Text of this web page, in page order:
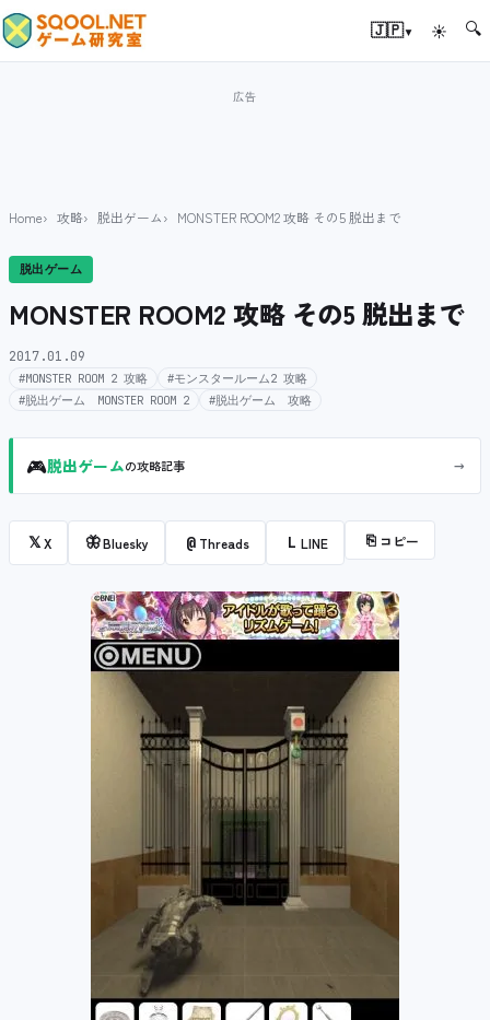
🇯🇵▾ ☀ 🔍
Home 攻略 脱出ゲーム MONSTER ROOM2 攻略 その5 脱出まで
脱出ゲーム
MONSTER ROOM2 攻略 その5 脱出まで
2017.01.09
#MONSTER ROOM 2 攻略
#モンスタールーム2 攻略
#脱出ゲーム MONSTER ROOM 2
#脱出ゲーム 攻略
🎮脱出ゲームの攻略記事 →
𝕏X 🦋Bluesky @ Threads L LINE ⎘ コピー